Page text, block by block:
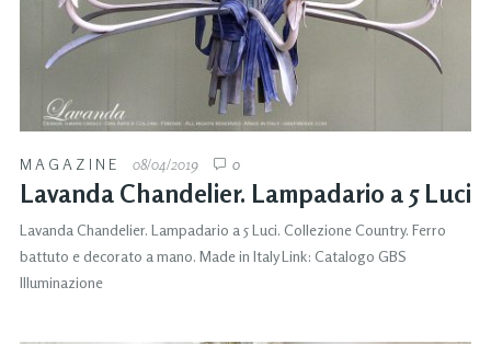
MAGAZINE 08/04/2019 0
Lavanda Chandelier. Lampadario a 5 Luci
Lavanda Chandelier. Lampadario a 5 Luci. Collezione Country. Ferro
battuto e decorato a mano. Made in Italy Link: Catalogo GBS
Illuminazione